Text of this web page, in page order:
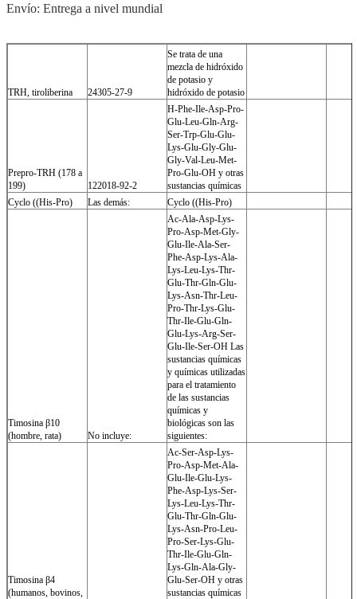
Envío: Entrega a nivel mundial
TRH, tiroliberina 24305-27-9
Se trata de una
mezcla de hidróxido
de potasio y
hidróxido de potasio
Prepro-TRH (178 a
199)
122018-92-2
H-Phe-Ile-Asp-Pro-
Glu-Leu-Gln-Arg-
Ser-Trp-Glu-Glu-
Lys-Glu-Gly-Glu-
Gly-Val-Leu-Met-
Pro-Glu-OH y otras
sustancias químicas
Cyclo ((His-Pro)
Las demás: Cyclo ((His-Pro)
Timosina β10
(hombre, rata)
No incluye:
Ac-Ala-Asp-Lys-
Pro-Asp-Met-Gly-
Glu-Ile-Ala-Ser-
Phe-Asp-Lys-Ala-
Lys-Leu-Lys-Thr-
Glu-Thr-Gln-Glu-
Lys-Asn-Thr-Leu-
Pro-Thr-Lys-Glu-
Thr-Ile-Glu-Gln-
Glu-Lys-Arg-Ser-
Glu-Ile-Ser-OH Las
sustancias químicas
y químicas utilizadas
para el tratamiento
de las sustancias
químicas y
biológicas son las
siguientes:
Timosina β4
(humanos, bovinos,
Ac-Ser-Asp-Lys-
Pro-Asp-Met-Ala-
Glu-Ile-Glu-Lys-
Phe-Asp-Lys-Ser-
Lys-Leu-Lys-Thr-
Glu-Thr-Gln-Glu-
Lys-Asn-Pro-Leu-
Pro-Ser-Lys-Glu-
Thr-Ile-Glu-Gln-
Lys-Gln-Ala-Gly-
Glu-Ser-OH y otras
sustancias químicas